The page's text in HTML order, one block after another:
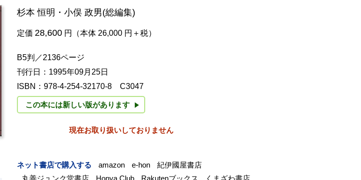
杉本 恒明 ・ 小俣 政男(総編集)
定価 28,600 円（本体 26,000 円＋税）
B5判／2136ページ
刊行日：1995年09月25日
ISBN：978-4-254-32170-8 C3047
この本には新しい版があります
現在お取り扱いしておりません
ネット書店で購入する amazon e-hon
紀伊國屋書店
丸善ジュンク堂書店
Honya Club Rakutenブックス くまざわ書店